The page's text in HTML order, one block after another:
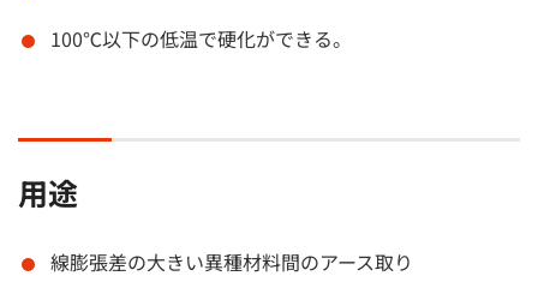
100℃以下の低温で硬化ができる。
用途
線膨張差の大きい異種材料間のアース取り